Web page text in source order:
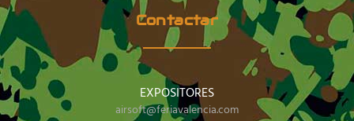
Contactar
EXPOSITORES
airsoft@feriavalencia.com